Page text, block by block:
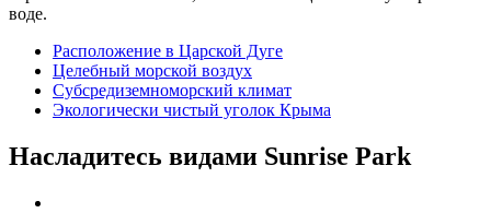
воде.
Расположение в Царской Дуге
Целебный морской воздух
Субсредиземноморский климат
Экологически чистый уголок Крыма
Насладитесь видами Sunrise Park